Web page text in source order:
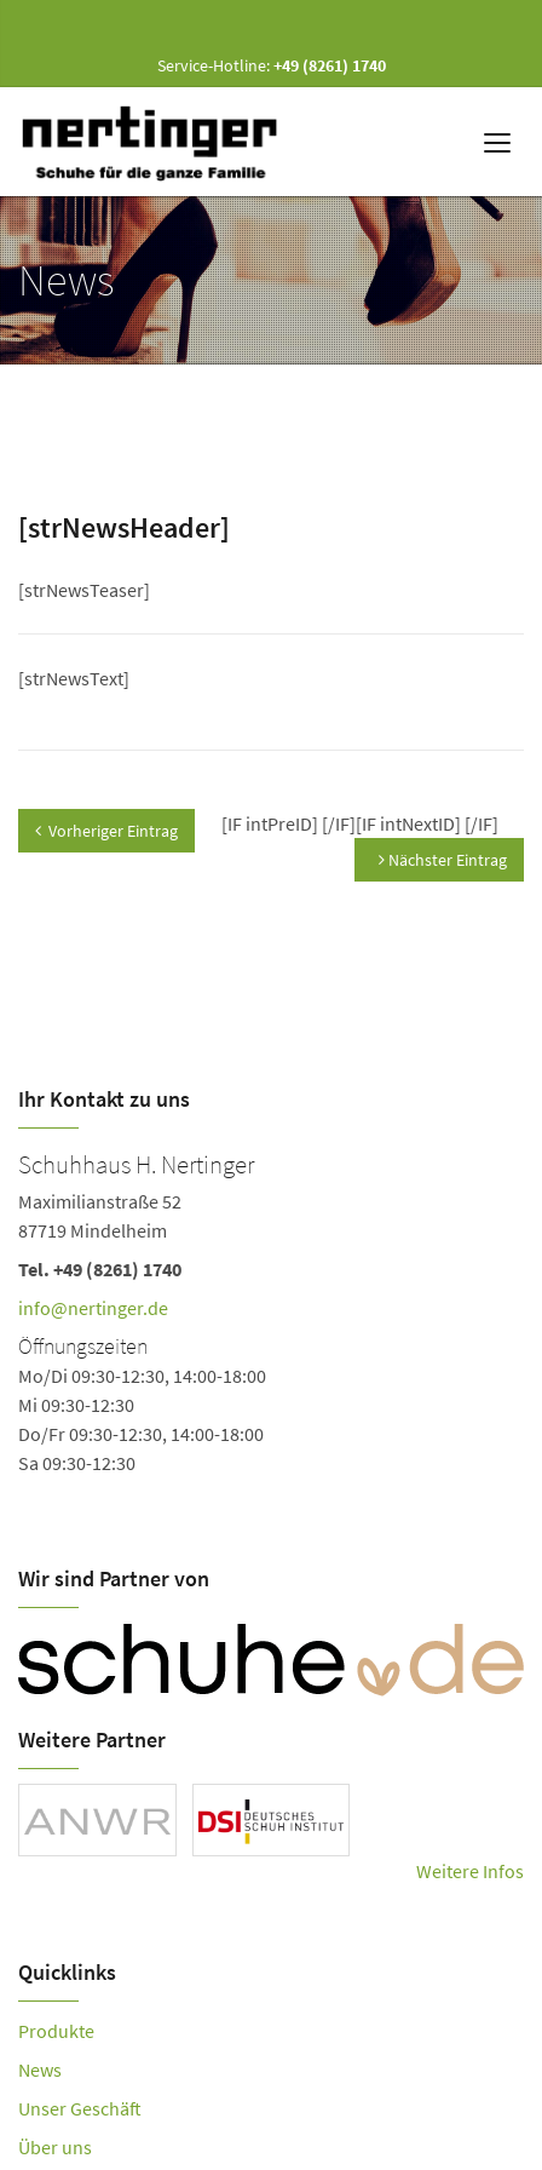
Service-Hotline:+49 (8261) 1740
News
[strNewsHeader]
[strNewsTeaser]
[strNewsText]
[IF intPreID]
Vorheriger Eintrag [/IF][IF intNextID]
Nächster Eintrag
[/IF]
Ihr Kontakt zu uns
Schuhhaus H. Nertinger
Maximilianstraße 52
87719 Mindelheim
Tel. +49 (8261) 1740
info@nertinger.de
Öffnungszeiten
Mo/Di 09:30-12:30, 14:00-18:00
Mi 09:30-12:30
Do/Fr 09:30-12:30, 14:00-18:00
Sa 09:30-12:30
Wir sind Partner von
Weitere Partner
Weitere Infos
Quicklinks
Produkte
News
Unser Geschäft
Über uns